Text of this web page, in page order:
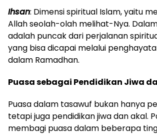
Ihsan: Dimensi spiritual Islam, yaitu
Allah seolah-olah melihat-Nya.
adalah puncak dari perjalanan
yang bisa dicapai melalui
dalam Ramadhan.
Puasa sebagai Pendidikan Jiwa
Puasa dalam tasawuf bukan hanya
tetapi juga pendidikan jiwa dan akal.
membagi puasa dalam beberapa